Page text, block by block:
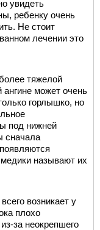
увидеть
ребенку очень
Не стоит
лечении это
тяжелой
может очень
горлышко, но
под нижней
сначала
называют их
возникает у
плохо
за неокрепшего